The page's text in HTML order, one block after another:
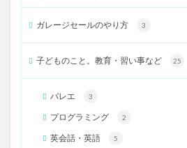
ガレージセールのやり方 3
子どものこと。教育・習い事など 25
バレエ 3
プログラミング 2
英会話・英語 5